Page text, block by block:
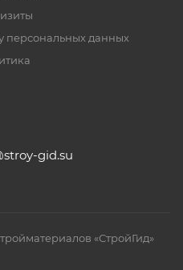
персональных данных
gid.su
«СтройГид»